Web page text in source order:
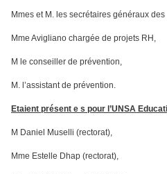
Mmes et M. les secrétaires généraux
Mme Avigliano chargée de projets RH,
M le conseiller de prévention,
M. l’assistant de prévention.
Etaient présent e s pour l’UNSA
M Daniel Muselli (rectorat),
Mme Estelle Dhap (rectorat),